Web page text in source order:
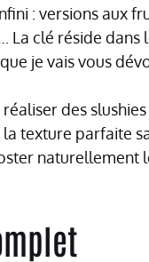
: versions aux
clé réside dans
je vais vous
des slushies
texture parfaite
naturellement